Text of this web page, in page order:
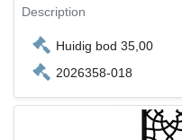
Description
Huidig bod 35,00
2026358-018